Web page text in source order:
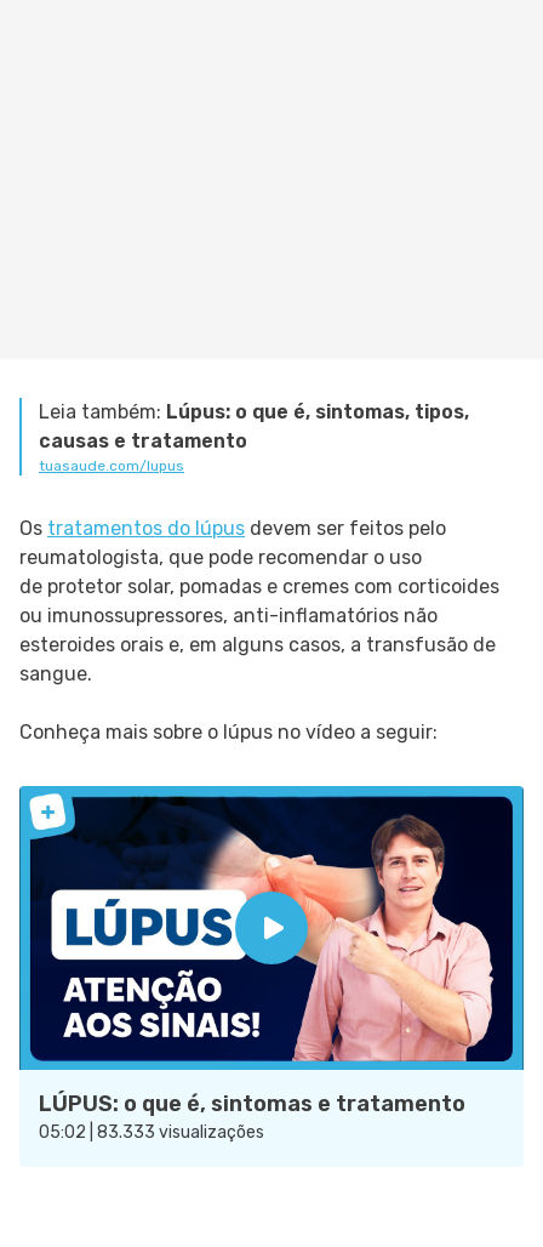
Leia também: Lúpus: o que é, sintomas, tipos,
causas e tratamento
tuasaude.com/lupus
Os tratamentos do lúpus devem ser feitos pelo
reumatologista, que pode recomendar o uso
de protetor solar, pomadas e cremes com corticoides
ou imunossupressores, anti-inflamatórios não
esteroides orais e, em alguns casos, a transfusão de
sangue.
Conheça mais sobre o lúpus no vídeo a seguir:
LÚPUS: o que é, sintomas e tratamento
05:02 | 83.333 visualizações